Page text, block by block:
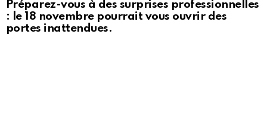
Préparez-vous à des surprises professionnelles
: le 18 novembre pourrait vous ouvrir des
portes inattendues.